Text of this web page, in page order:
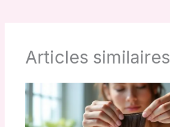
Articles similaires